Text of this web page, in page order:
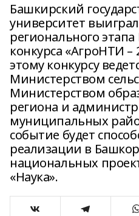
Башкирский
университет
регионального этапа
конкурса «АгроНТИ –
этому конкурсу
Министерством
Министерством
региона и
муниципальных
событие будет
реализации в
национальных
«Наука».